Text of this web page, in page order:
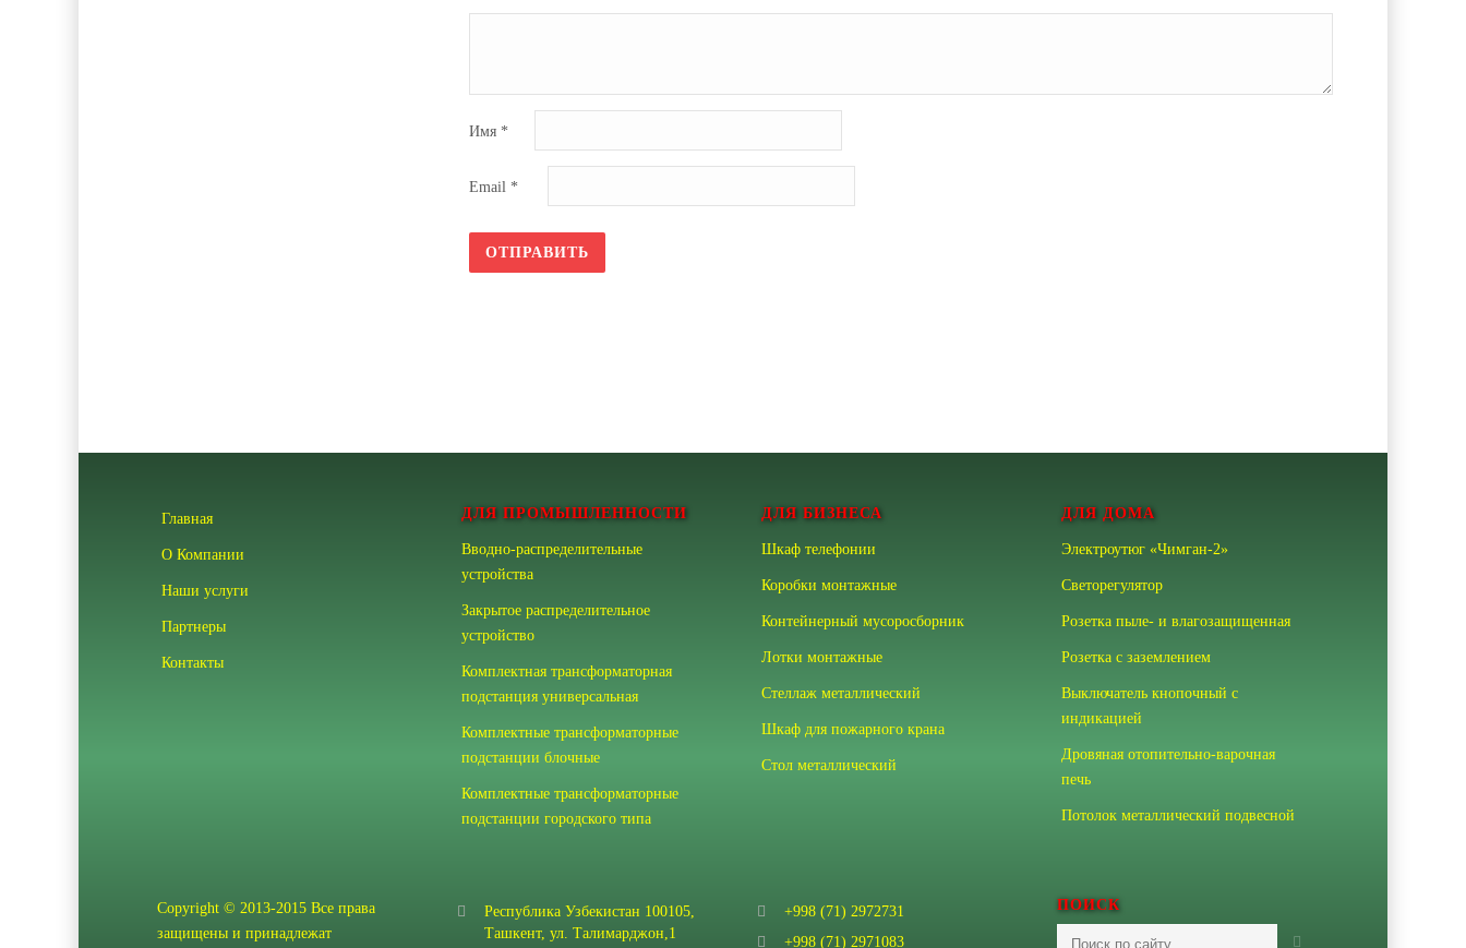
Имя *
Email *
Главная
О Компании
Наши услуги
Партнеры
Контакты
ДЛЯ ПРОМЫШЛЕННОСТИ
Вводно-распределительные
устройства
Закрытое распределительное
устройство
Комплектная трансформаторная
подстанция универсальная
Комплектные трансформаторные
подстанции блочные
Комплектные трансформаторные
подстанции городского типа
ДЛЯ БИЗНЕСА
Шкаф телефонии
Коробки монтажные
Контейнерный мусоросборник
Лотки монтажные
Стеллаж металлический
Шкаф для пожарного крана
Стол металлический
ДЛЯ ДОМА
Электроутюг «Чимган-2»
Светорегулятор
Розетка пыле- и влагозащищенная
Розетка с заземлением
Выключатель кнопочный с
индикацией
Дровяная отопительно-варочная
печь
Потолок металлический подвесной
Copyright © 2013-2015 Все права
защищены и принадлежат
Республика Узбекистан 100105,
Ташкент, ул. Талимарджон,1
+998 (71) 2972731
+998 (71) 2971083
ПОИСК